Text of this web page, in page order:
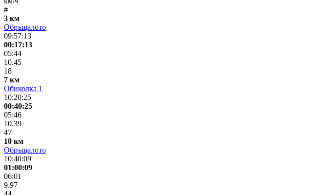
#
3 км
Обръщалото
09:57:13
00:17:13
05:44
10.45
18
7 км
Обиколка 1
10:20:25
00:40:25
05:46
10.39
47
10 км
Обръщалото
10:40:09
01:00:09
06:01
9.97